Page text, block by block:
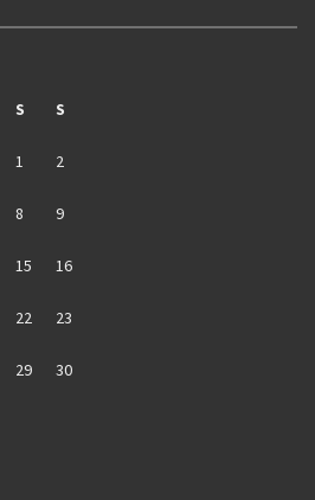
S S
1 2
8 9
15 16
22 23
29 30